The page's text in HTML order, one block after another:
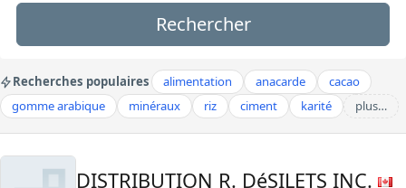
Rechercher
Recherches populaires alimentation anacarde
cacao
gomme arabique
minéraux riz ciment karité plus…
DISTRIBUTION R. DéSILETS INC.